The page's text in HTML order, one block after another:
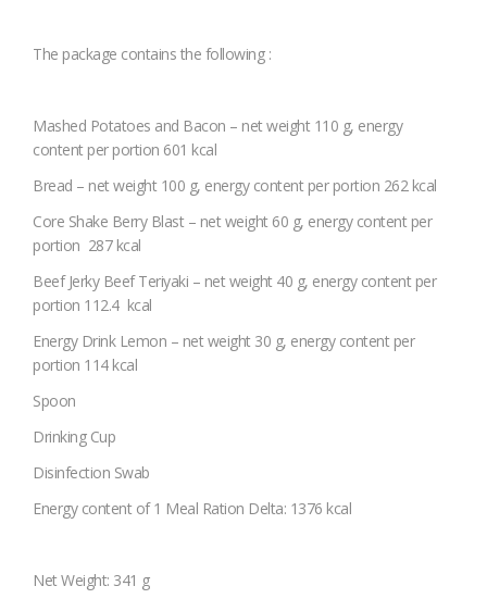
The package contains the following :
Mashed Potatoes and Bacon – net weight 110 g, energy
content per portion 601 kcal
Bread – net weight 100 g, energy content per portion 262 kcal
Core Shake Berry Blast – net weight 60 g, energy content per
portion 287 kcal
Beef Jerky Beef Teriyaki – net weight 40 g, energy content per
portion 112.4 kcal
Energy Drink Lemon – net weight 30 g, energy content per
portion 114 kcal
Spoon
Drinking Cup
Disinfection Swab
Energy content of 1 Meal Ration Delta: 1376 kcal
Net Weight: 341 g